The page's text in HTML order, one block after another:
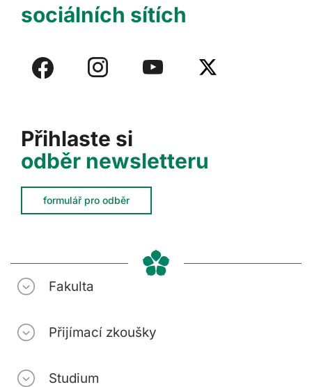
Přihlaste si
odběr newsletteru
formulář pro odběr
sociálních sítích
Fakulta
Přijímací zkoušky
Studium